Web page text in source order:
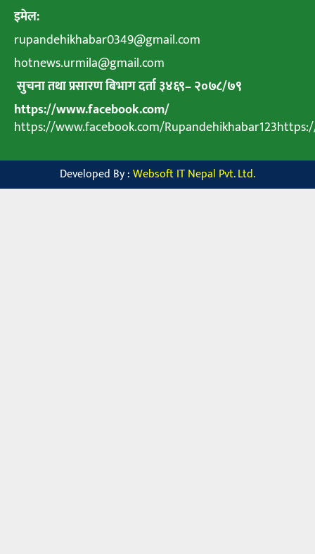
इमेल:
rupandehikhabar0349@gmail.com
hotnews.urmila@gmail.com
सुचना तथा प्रसारण बिभाग दर्ता ३४६९–२०७८/७९
https://www.facebook.com/
https://www.facebook.com/
Developed By :Websoft IT Nepal Pvt. Ltd.